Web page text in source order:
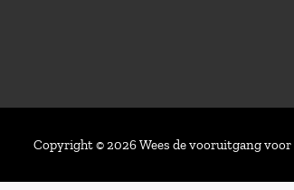
Copyright © 2026 Wees de vooruitgang